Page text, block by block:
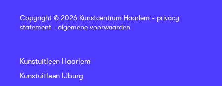
Copyright © 2026 Kunstcentrum Haarlem - privacy
statement - algemene voorwaarden
Kunstuitleen Haarlem
Kunstuitleen IJburg